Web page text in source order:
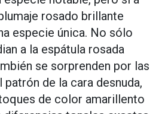
rosado brillante
especie única. No sólo
a la espátula rosada
se sorprenden por las
de la cara desnuda,
de color amarillento